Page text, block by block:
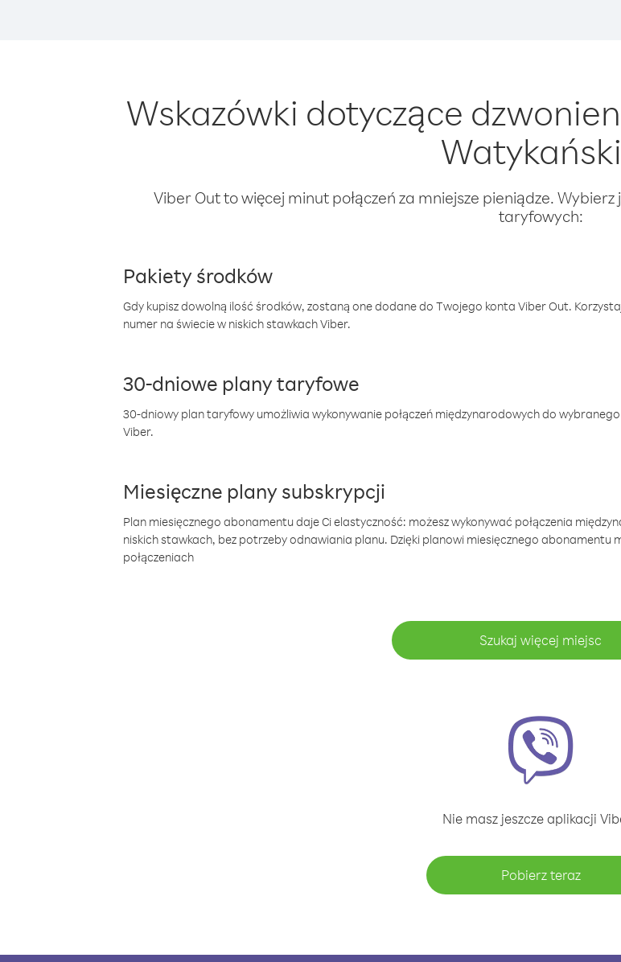
Wskazówki dotyczące
Viber Out to więcej minut połączeń za mniejsze pieniądze.
taryfowych:
Pakiety środków
Gdy kupisz dowolną ilość środków, zostaną one dodane do Twojego konta Viber Out.
numer na świecie w niskich stawkach Viber.
30-dniowe plany taryfowe
30-dniowy plan taryfowy umożliwia wykonywanie połączeń międzynarodowych do
Viber.
Miesięczne plany subskrypcji
Plan miesięcznego abonamentu daje Ci elastyczność: możesz wykonywać połączenia
niskich stawkach, bez potrzeby odnawiania planu. Dzięki planowi miesięcznego abonamentu
połączeniach
Szukaj więcej miejsc
Nie masz jeszcze aplikacji
Pobierz teraz